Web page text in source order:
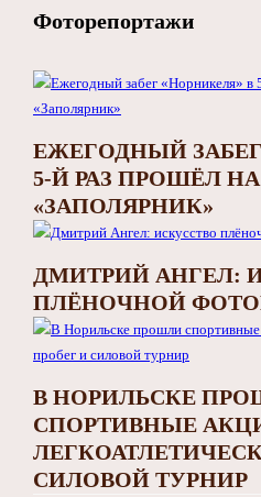
Фоторепортажи
ЕЖЕГОДНЫЙ
5-Й РАЗ ПРОШЁЛ
«ЗАПОЛЯРНИК»
ДМИТРИЙ АНГЕЛ:
ПЛЁНОЧНОЙ
В НОРИЛЬСКЕ
СПОРТИВНЫЕ
СИЛОВОЙ ТУРНИР